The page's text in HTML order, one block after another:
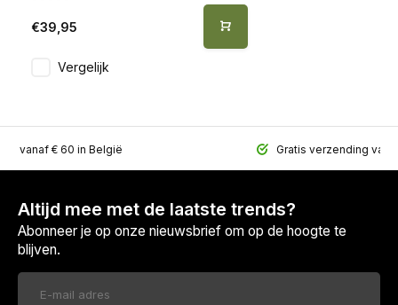
€39,95
Vergelijk
vanaf € 60 in België Gratis verzending
Altijd mee met de laatste trends?
Abonneer je op onze nieuwsbrief om op de hoogte te
blijven.